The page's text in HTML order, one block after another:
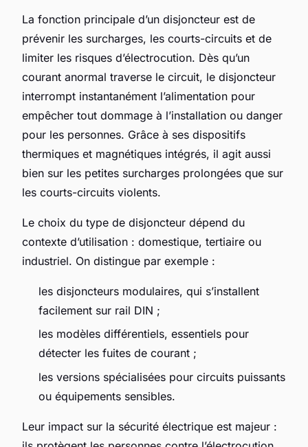
La fonction principale d’un disjoncteur est de
prévenir les surcharges, les courts-circuits et de
limiter les risques d’électrocution. Dès qu’un
courant anormal traverse le circuit, le disjoncteur
interrompt instantanément l’alimentation pour
empêcher tout dommage à l’installation ou danger
pour les personnes. Grâce à ses dispositifs
thermiques et magnétiques intégrés, il agit aussi
bien sur les petites surcharges prolongées que sur
les courts-circuits violents.
Le choix du type de disjoncteur dépend du
contexte d’utilisation : domestique, tertiaire ou
industriel. On distingue par exemple :
les disjoncteurs modulaires, qui s’installent
facilement sur rail DIN ;
les modèles différentiels, essentiels pour
détecter les fuites de courant ;
les versions spécialisées pour circuits puissants
ou équipements sensibles.
Leur impact sur la sécurité électrique est majeur :